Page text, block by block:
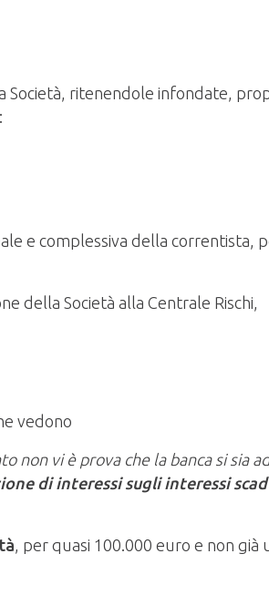
Società, ritenendole infondate,
e complessiva della correntista,
della Società alla Centrale Rischi,
vedono
non vi è prova che la banca si sia
di interessi sugli interessi
, per quasi 100.000 euro e non già